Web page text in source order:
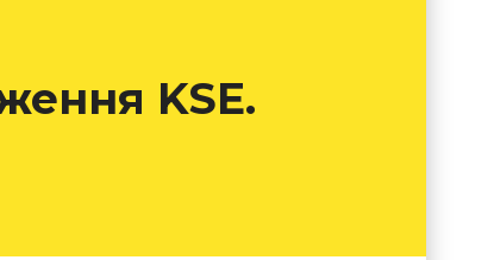
KSE.